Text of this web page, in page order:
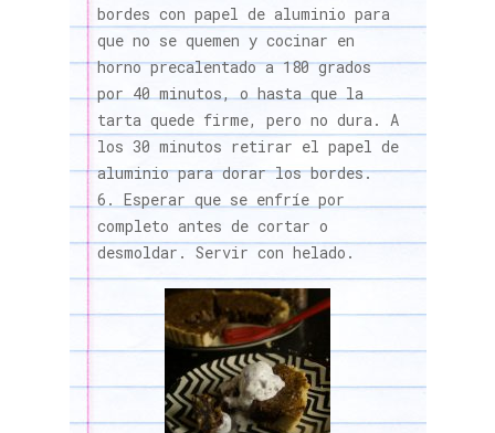
bordes con papel de aluminio para
que no se quemen y cocinar en
horno precalentado a 180 grados
por 40 minutos, o hasta que la
tarta quede firme, pero no dura. A
los 30 minutos retirar el papel de
aluminio para dorar los bordes.
Esperar que se enfríe por
completo antes de cortar o
desmoldar. Servir con helado.